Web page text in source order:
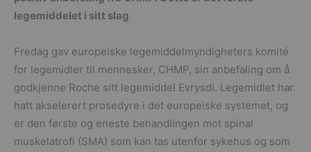
legemiddelet i sitt slag
Fredag gav europeiske legemiddelmyndigheters komité
for legemidler til mennesker, CHMP, sin anbefaling om å
godkjenne Roche sitt legemiddel Evrysdi. Legemidlet har
hatt akselerert prosedyre i det europeiske systemet, og
er den første og eneste behandlingen mot spinal
muskelatrofi (SMA) som kan tas utenfor sykehus og som